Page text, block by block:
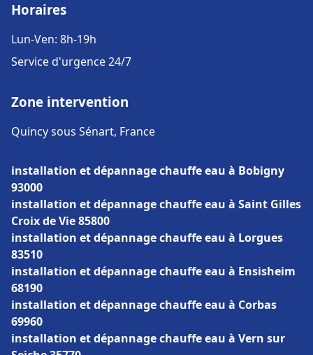
Horaires
Lun-Ven: 8h-19h
Service d'urgence 24/7
Zone intervention
Quincy sous Sénart, France
installation et dépannage chauffe eau à Bobigny
93000
installation et dépannage chauffe eau à Saint Gilles
Croix de Vie 85800
installation et dépannage chauffe eau à Lorgues
83510
installation et dépannage chauffe eau à Ensisheim
68190
installation et dépannage chauffe eau à Corbas
69960
installation et dépannage chauffe eau à Vern sur